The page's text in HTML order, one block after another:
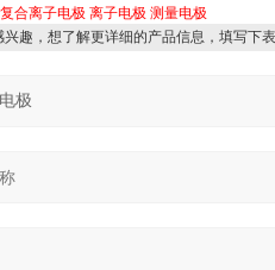
复合离子电极 离子电极 测量电极
兴趣，想了解更详细的产品信息，填写下